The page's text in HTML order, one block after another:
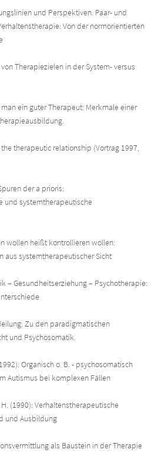
und Perspektiven. Paar- und
Von der normorientierten
Therapiezielen in der System- versus
ein guter Therapeut: Merkmale einer
therapeutic relationship (Vortrag 1997,
der a prioris:
und systemtherapeutische
wollen heißt kontrollieren wollen:
aus systemtherapeutischer Sicht
– Gesundheitserziehung – Psychotherapie:
Zu den paradigmatischen
und Psychosomatik.
Organisch o. B. - psychosomatisch
Autismus bei komplexen Fällen
H. (1990): Verhaltenstherapeutische
und Ausbildung
als Baustein in der Therapie